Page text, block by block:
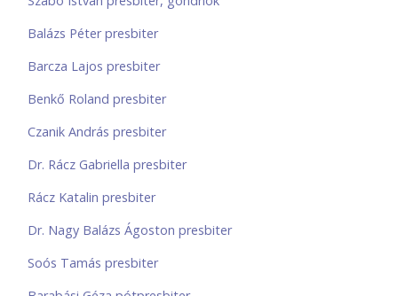
Balázs Péter presbiter
Barcza Lajos presbiter
Benkő Roland presbiter
Czanik András presbiter
Dr. Rácz Gabriella presbiter
Rácz Katalin presbiter
Dr. Nagy Balázs Ágoston presbiter
Soós Tamás presbiter